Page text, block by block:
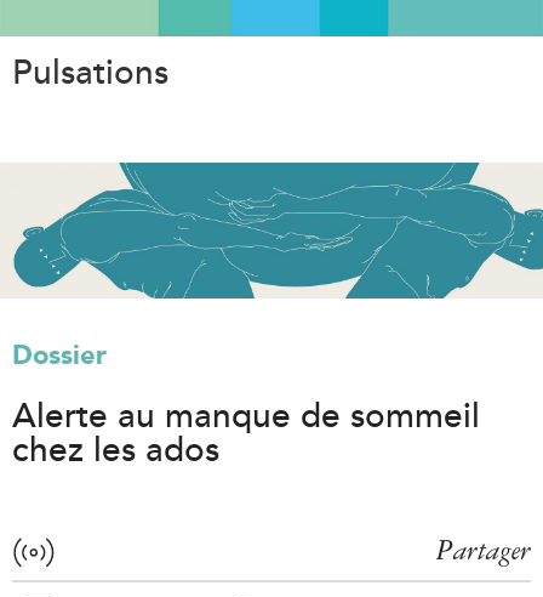
Pulsations
Dossier
Alerte au manque de sommeil
chez les ados
Partager